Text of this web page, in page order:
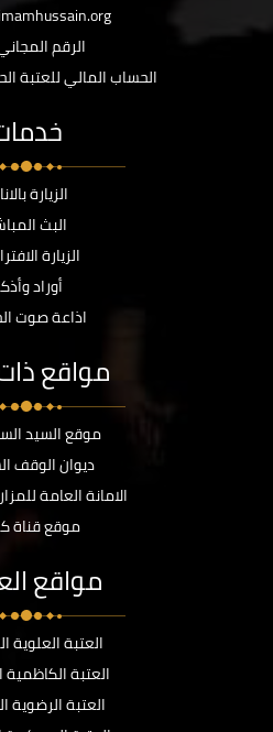
الرقم
الحساب المالي للعتبة
الزيارة
البث
الزيارة
أوراد
اذاعة صوت
مواقع
موقع السيد
ديوان الوقف
الامانة العامة
موقع قناة
مواقع
العتبة
العتبة
العتبة